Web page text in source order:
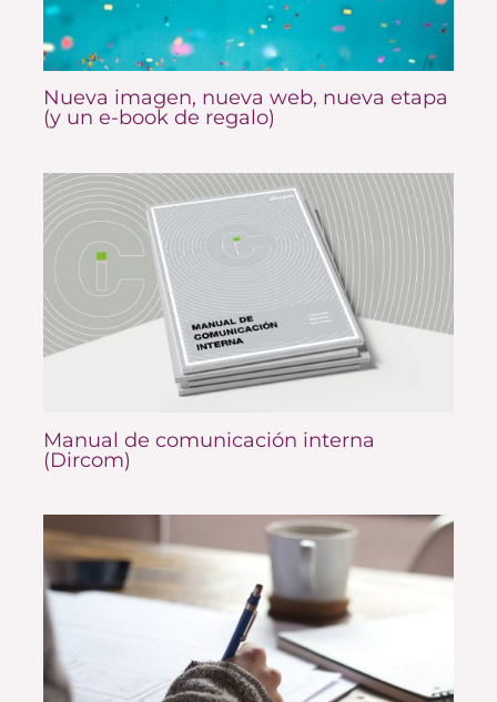
Nueva imagen, nueva web, nueva etapa
(y un e-book de regalo)
Manual de comunicación interna
(Dircom)